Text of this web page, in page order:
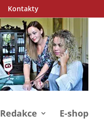
Kontakty
Redakce E-shop